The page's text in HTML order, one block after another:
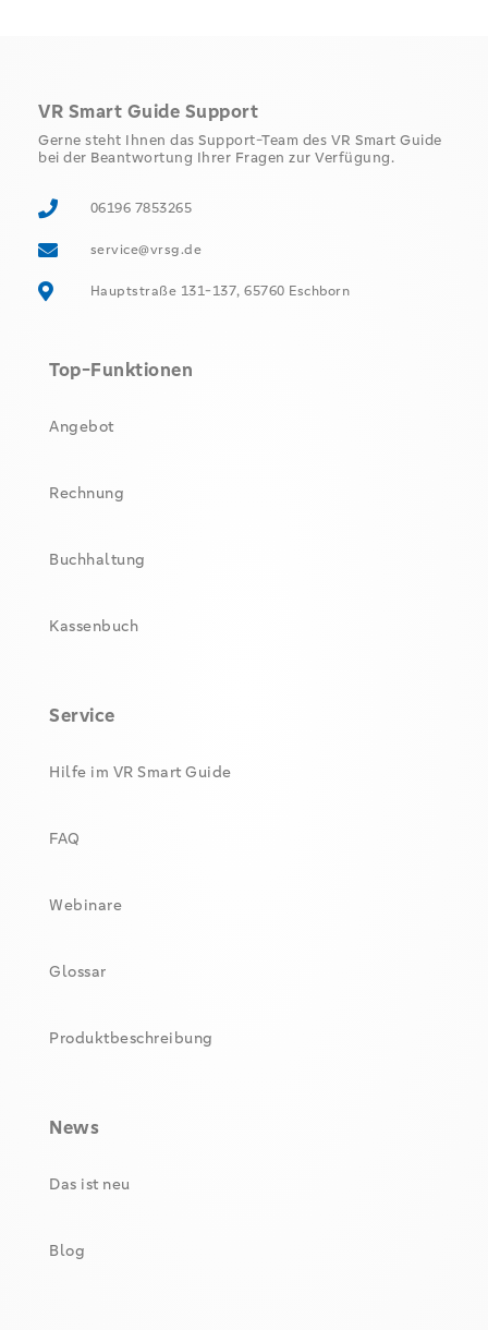
VR Smart Guide Support
Gerne steht Ihnen das Support-Team des VR Smart Guide
bei der Beantwortung Ihrer Fragen zur Verfügung.
06196 7853265
service@vrsg.de
Hauptstraße 131-137, 65760 Eschborn
Top-Funktionen
Angebot
Rechnung
Buchhaltung
Kassenbuch
Service
Hilfe im VR Smart Guide
FAQ
Webinare
Glossar
Produktbeschreibung
News
Das ist neu
Blog